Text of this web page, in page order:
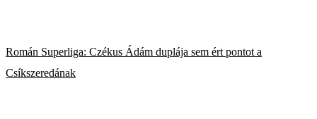
Román Superliga: Czékus Ádám duplája sem ért pontot a
Csíkszeredának